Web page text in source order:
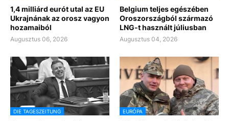
1,4 milliárd eurót utal az EU
Ukrajnának az orosz vagyon
hozamaiból
Augusztus 06, 2026
Belgium teljes egészében
Oroszországból származó
LNG-t használt júliusban
Augusztus 04, 2026
DIE TAGESZEITUNG EURÓPA